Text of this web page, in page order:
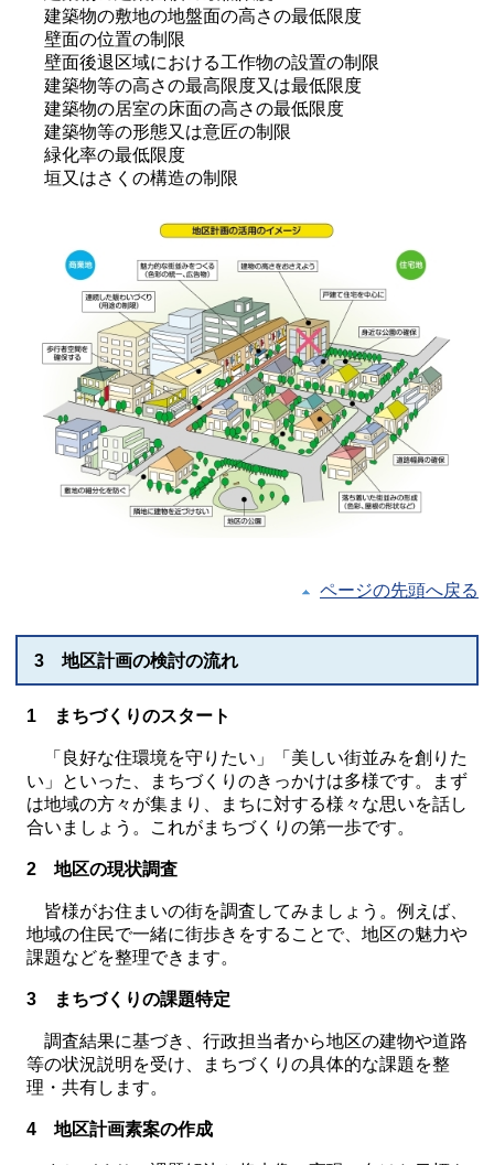
建築物の敷地の地盤面の高さの最低限度
壁面の位置の制限
壁面後退区域における工作物の設置の制限
建築物等の高さの最高限度又は最低限度
建築物の居室の床面の高さの最低限度
建築物等の形態又は意匠の制限
緑化率の最低限度
垣又はさくの構造の制限
ページの先頭へ戻る
3 地区計画の検討の流れ
1 まちづくりのスタート
「良好な住環境を守りたい」「美しい街並みを創りた
い」といった、まちづくりのきっかけは多様です。まず
は地域の方々が集まり、まちに対する様々な思いを話し
合いましょう。これがまちづくりの第一歩です。
2 地区の現状調査
皆様がお住まいの街を調査してみましょう。例えば、
地域の住民で一緒に街歩きをすることで、地区の魅力や
課題などを整理できます。
3 まちづくりの課題特定
調査結果に基づき、行政担当者から地区の建物や道路
等の状況説明を受け、まちづくりの具体的な課題を整
理・共有します。
4 地区計画素案の作成